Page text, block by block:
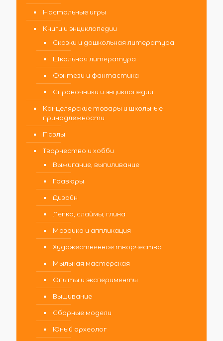
Настольные игры
Книги и энциклопедии
Сказки и дошкольная литература
Школьная литература
Фэнтези и фантастика
Справочники и энциклопедии
Канцелярские товары и школьные
принадлежности
Пазлы
Творчество и хобби
Выжигание, выпиливание
Гравюры
Дизайн
Лепка, слаймы, глина
Мозаика и аппликация
Художественное творчество
Мыльная мастерская
Опыты и эксперименты
Вышивание
Сборные модели
Юный археолог